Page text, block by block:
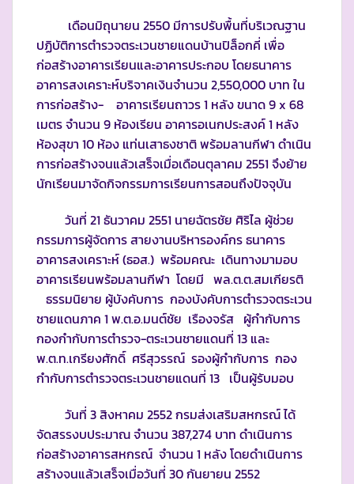
เดือนมิถุนายน 2550 มีการปรับพื้นที่บริเวณฐาน
ปฏิบัติการตำรวจตระเวนชายแดนบ้านปิล็อกคี่ เพื่อ
ก่อสร้างอาคารเรียนและอาคารประกอบ โดยธนาคาร
อาคารสงเคราะห์บริจาคเงินจำนวน 2,550,000 บาท ใน
การก่อสร้าง- อาคารเรียนถาวร 1 หลัง ขนาด 9 x 68
เมตร จำนวน 9 ห้องเรียน อาคารอเนกประสงค์ 1 หลัง
ห้องสุขา 10 ห้อง แท่นเสาธงชาติ พร้อมลานกีฬา ดำเนิน
การก่อสร้างจนแล้วเสร็จเมื่อเดือนตุลาคม 2551 จึงย้าย
นักเรียนมาจัดกิจกรรมการเรียนการสอนถึงปัจจุบัน
วันที่ 21 ธันวาคม 2551 นายฉัตรชัย ศิริไล ผู้ช่วย
กรรมการผู้จัดการ สายงานบริหารองค์กร ธนาคาร
อาคารสงเคราะห์ (ธอส.) พร้อมคณะ เดินทางมามอบ
อาคารเรียนพร้อมลานกีฬา โดยมี พล.ต.ต.สมเกียรติ
ธรรมนิยาย ผู้บังคับการ กองบังคับการตำรวจตระเวน
ชายแดนภาค 1 พ.ต.อ.มนต์ชัย เรืองจรัส ผู้กำกับการ
กองกำกับการตำรวจ-ตระเวนชายแดนที่ 13 และ
พ.ต.ท.เกรียงศักดิ์ ศรีสุวรรณ์ รองผู้กำกับการ กอง
กำกับการตำรวจตระเวนชายแดนที่ 13 เป็นผู้รับมอบ
วันที่ 3 สิงหาคม 2552 กรมส่งเสริมสหกรณ์ ได้
จัดสรรงบประมาณ จำนวน 387,274 บาท ดำเนินการ
ก่อสร้างอาคารสหกรณ์ จำนวน 1 หลัง โดยดำเนินการ
สร้างจนแล้วเสร็จเมื่อวันที่ 30 กันยายน 2552